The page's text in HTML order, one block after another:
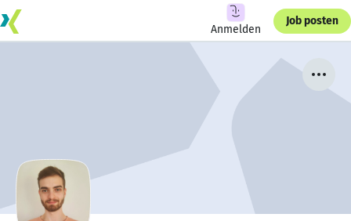
Anmelden
Job posten